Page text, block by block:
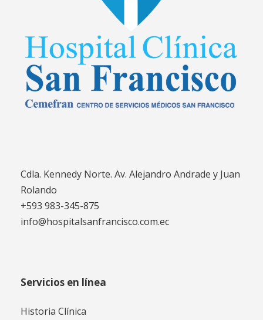
Cdla. Kennedy Norte. Av. Alejandro Andrade y Juan
Rolando
+593 983-345-875
info@hospitalsanfrancisco.com.ec
Servicios en línea
Historia Clínica